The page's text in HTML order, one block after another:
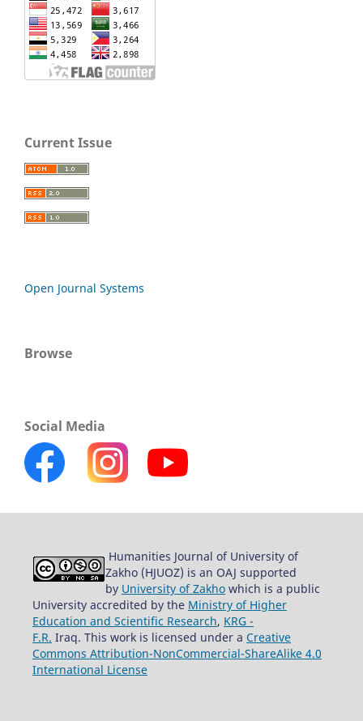
Current Issue
Open Journal Systems
Browse
Social Media
Humanities Journal of University of
Zakho (HJUOZ) is an OAJ supported
by University of Zakho which is a public
University accredited by the Ministry of Higher
Education and Scientific Research, KRG -
F.R. Iraq. This work is licensed under a Creative
Commons Attribution-NonCommercial-ShareAlike 4.0
International License